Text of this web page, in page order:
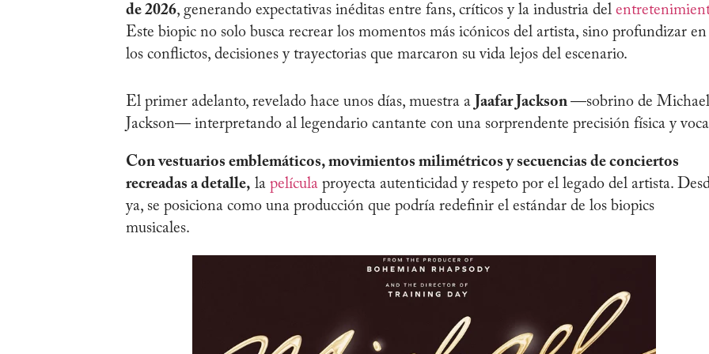
de 2026, generando expectativas inéditas entre fans, críticos y la industria del
Este biopic no solo busca recrear los momentos más icónicos del artista, sino profundizar en
los conflictos, decisiones y trayectorias que marcaron su vida lejos del escenario.
El primer adelanto, revelado hace unos días, muestra a Jaafar Jackson —sobrino de Michael
Jackson— interpretando al legendario cantante con una sorprendente precisión física y
Con vestuarios emblemáticos, movimientos milimétricos y secuencias de conciertos
recreadas a detalle, la película proyecta autenticidad y respeto por el legado del artista.
ya, se posiciona como una producción que podría redefinir el estándar de los biopics
musicales.